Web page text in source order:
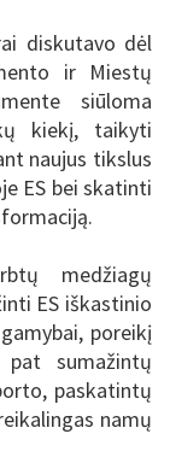
diskutavo dėl
ir Miestų
siūloma
kiekį, taikyti
naujus tikslus
ES bei skatinti
medžiagų
ES iškastinio
poreikį
sumažintų
paskatintų
namų